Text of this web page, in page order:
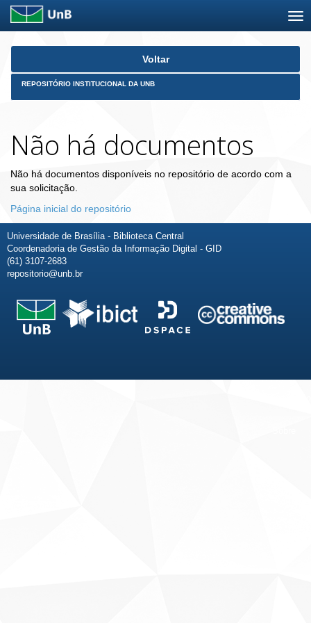
Skip
Voltar
REPOSITÓRIO INSTITUCIONAL DA UNB
Não há documentos
Não há documentos disponíveis no repositório de acordo com a
sua solicitação.
Página inicial do repositório
Universidade de Brasília - Biblioteca Central
Coordenadoria de Gestão da Informação Digital - GID
(61) 3107-2683
repositorio@unb.br